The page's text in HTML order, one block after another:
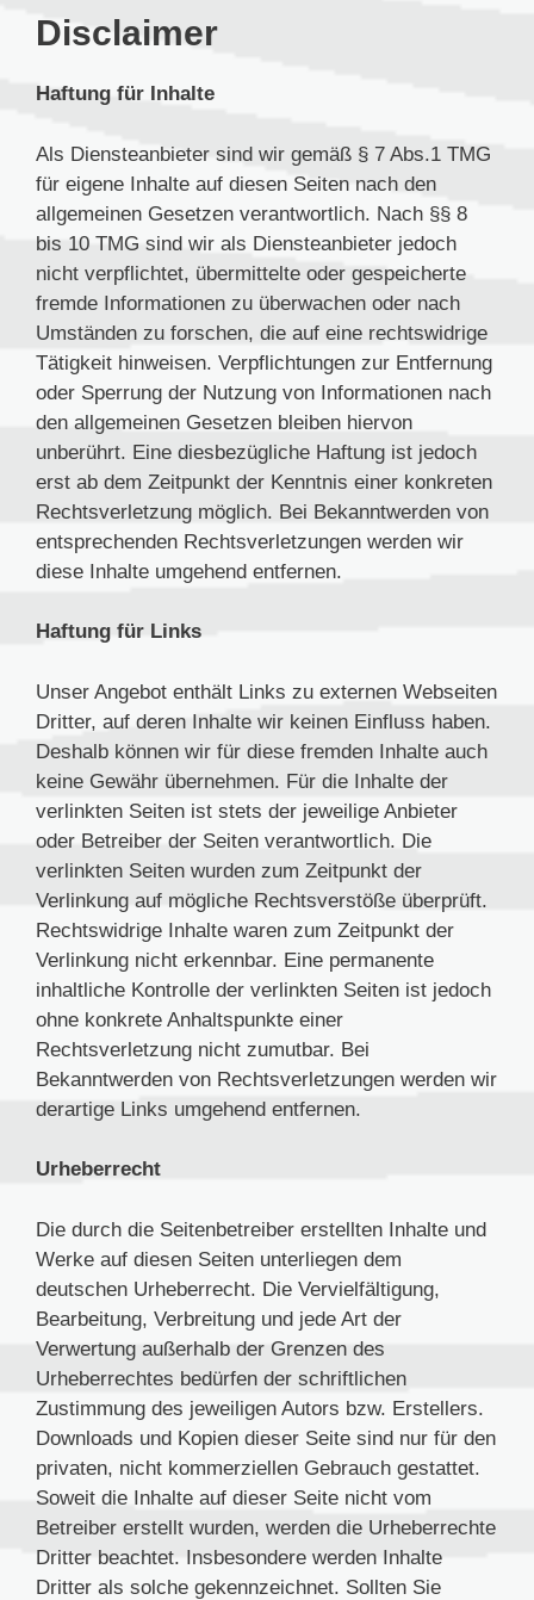
Disclaimer
Haftung für Inhalte
Als Diensteanbieter sind wir gemäß § 7 Abs.1 TMG
für eigene Inhalte auf diesen Seiten nach den
allgemeinen Gesetzen verantwortlich. Nach §§ 8
bis 10 TMG sind wir als Diensteanbieter jedoch
nicht verpflichtet, übermittelte oder gespeicherte
fremde Informationen zu überwachen oder nach
Umständen zu forschen, die auf eine rechtswidrige
Tätigkeit hinweisen. Verpflichtungen zur Entfernung
oder Sperrung der Nutzung von Informationen nach
den allgemeinen Gesetzen bleiben hiervon
unberührt. Eine diesbezügliche Haftung ist jedoch
erst ab dem Zeitpunkt der Kenntnis einer konkreten
Rechtsverletzung möglich. Bei Bekanntwerden von
entsprechenden Rechtsverletzungen werden wir
diese Inhalte umgehend entfernen.
Haftung für Links
Unser Angebot enthält Links zu externen Webseiten
Dritter, auf deren Inhalte wir keinen Einfluss haben.
Deshalb können wir für diese fremden Inhalte auch
keine Gewähr übernehmen. Für die Inhalte der
verlinkten Seiten ist stets der jeweilige Anbieter
oder Betreiber der Seiten verantwortlich. Die
verlinkten Seiten wurden zum Zeitpunkt der
Verlinkung auf mögliche Rechtsverstöße überprüft.
Rechtswidrige Inhalte waren zum Zeitpunkt der
Verlinkung nicht erkennbar. Eine permanente
inhaltliche Kontrolle der verlinkten Seiten ist jedoch
ohne konkrete Anhaltspunkte einer
Rechtsverletzung nicht zumutbar. Bei
Bekanntwerden von Rechtsverletzungen werden wir
derartige Links umgehend entfernen.
Urheberrecht
Die durch die Seitenbetreiber erstellten Inhalte und
Werke auf diesen Seiten unterliegen dem
deutschen Urheberrecht. Die Vervielfältigung,
Bearbeitung, Verbreitung und jede Art der
Verwertung außerhalb der Grenzen des
Urheberrechtes bedürfen der schriftlichen
Zustimmung des jeweiligen Autors bzw. Erstellers.
Downloads und Kopien dieser Seite sind nur für den
privaten, nicht kommerziellen Gebrauch gestattet.
Soweit die Inhalte auf dieser Seite nicht vom
Betreiber erstellt wurden, werden die Urheberrechte
Dritter beachtet. Insbesondere werden Inhalte
Dritter als solche gekennzeichnet. Sollten Sie